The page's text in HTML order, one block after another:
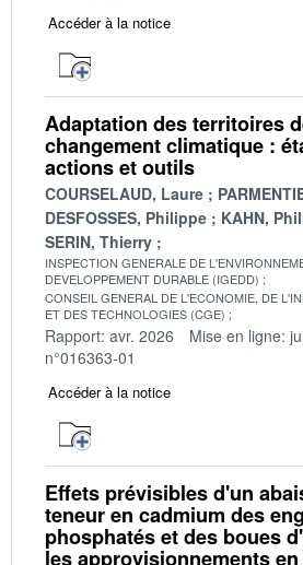
Accéder à la notice
Adaptation des territoires
changement climatique :
actions et outils
COURSELAUD, Laure
DESFOSSES, Philippe
KAHN,
SERIN, Thierry
INSPECTION GENERALE DE
DEVELOPPEMENT DURABLE (IGEDD)
CONSEIL GENERAL DE L'ECONOMIE, DE
ET DES TECHNOLOGIES (CGE)
Rapport: avr. 2026 Mise en ligne:
n°016363-01
Accéder à la notice
Effets prévisibles d'un
teneur en cadmium des
phosphatés et des boues
les approvisionnements